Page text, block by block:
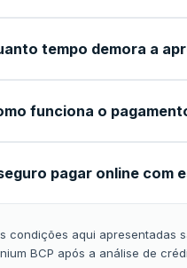
tempo demora a
funciona o
pagar online com
condições aqui apresentadas
BCP após a análise de